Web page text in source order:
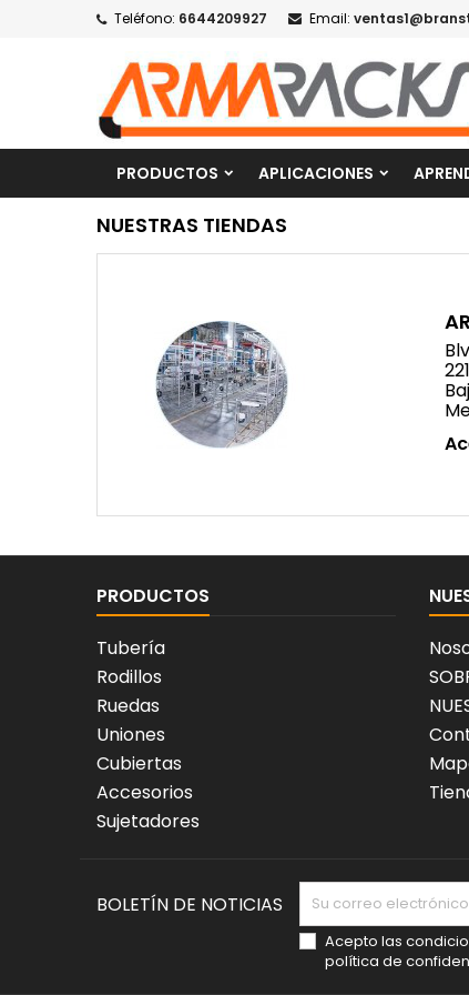
Teléfono: 6644209927 Email:
PRODUCTOS APLICACIONES
NUESTRAS TIENDAS
PRODUCTOS
Tubería
Rodillos
Ruedas
Uniones
Cubiertas
Accesorios
Sujetadores
BOLETÍN DE NOTICIAS
Acepto las
política de